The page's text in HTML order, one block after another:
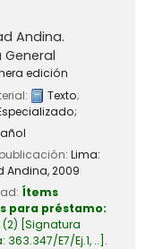
Andina.
edición
Texto;
Lima:
Andina,2009
Ítems
para préstamo:
(2) Signatura
363.347/E7/Ej.1, .. .